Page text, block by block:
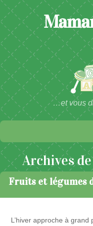
…et vous
Passer au contenu
Archives
Fruits et légumes
L’hiver approche à